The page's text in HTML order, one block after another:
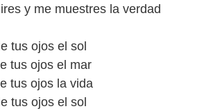
y me muestres la verdad
tus ojos el sol
tus ojos el mar
tus ojos la vida
tus ojos el sol